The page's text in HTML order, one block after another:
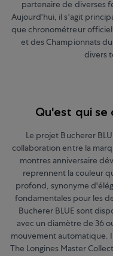
partenaire de diverses
Aujourd'hui, il s'agit
que chronométreur officiel
et des Championnats
divers
Qu'est qui se
Le projet Bucherer
collaboration entre la
montres anniversaire
reprennent la couleur
profond, synonyme
fondamentales pour les
Bucherer BLUE sont
avec un diamètre de 36
mouvement automatique.
The Longines Master